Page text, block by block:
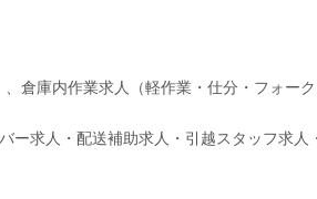
倉庫内作業求人（軽作業・仕分・フォー
求人・配送補助求人・引越スタッフ求人